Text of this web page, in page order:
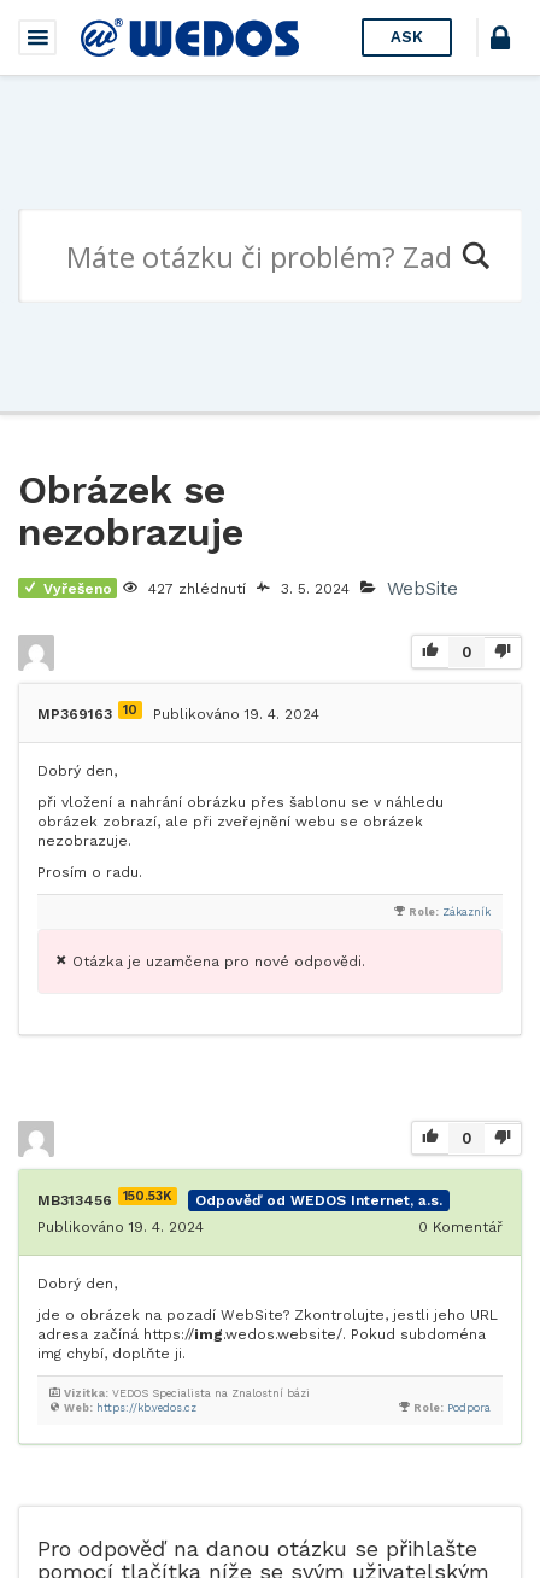
ASK
Obrázek se
nezobrazuje
Vyřešeno 427 zhlédnutí 3. 5. 2024 WebSite
0
MP369163 10 Publikováno 19. 4. 2024
Dobrý den,
při vložení a nahrání obrázku přes šablonu se v náhledu
obrázek zobrazí, ale při zveřejnění webu se obrázek
nezobrazuje.
Prosím o radu.
Role: Zákazník
Otázka je uzamčena pro nové odpovědi.
0
MB313456 150.53K
Odpověď od WEDOS Internet, a.s.
Publikováno 19. 4. 2024
0 Komentář
Dobrý den,
jde o obrázek na pozadí WebSite? Zkontrolujte, jestli jeho URL
adresa začíná https://img.wedos.website/. Pokud subdoména
img chybí, doplňte ji.
Role: Podpora
Web: https://kb.vedos.cz
Vizitka: VEDOS Specialista na Znalostní bázi
Pro odpověď na danou otázku se přihlašte
pomocí tlačítka níže se svým uživatelským